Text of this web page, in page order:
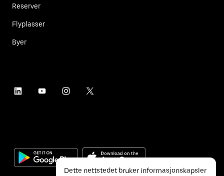
Reserver
Flyplasser
Byer
Dette nettstedet bruker informasjonskapsler